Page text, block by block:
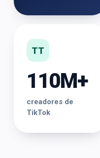
TT
110M+
creadores de
TikTok